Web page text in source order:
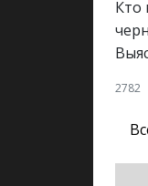
Кто
2782